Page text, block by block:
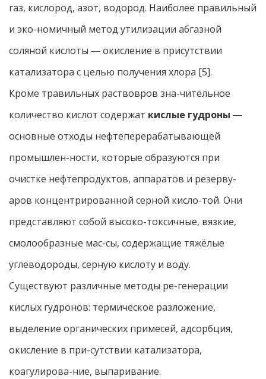
газ, кислород, азот, водород. Наиболее правильный
и эко-номичный метод утилизации абгазной
соляной кислоты ― окисление в присутствии
катализатора с целью получения хлора [5].
Кроме травильных раствовров зна-чительное
количество кислот содержат кислые гудроны ―
основные отходы нефтеперерабатывающей
промышлен-ности, которые образуются при
очистке нефтепродуктов, аппаратов и резерву-
аров концентрированной серной кисло-той. Они
представляют собой высоко-токсичные, вязкие,
смолообразные мас-сы, содержащие тяжёлые
углеводороды, серную кислоту и воду.
Существуют различные методы ре-генерации
кислых гудронов: термическое разложение,
выделение органических примесей, адсорбция,
окисление в при-сутствии катализатора,
коагулирова-ние, выпаривание.